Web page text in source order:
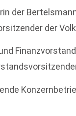
der
der